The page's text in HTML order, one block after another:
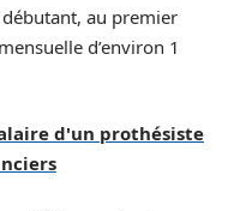
au premier
d’environ 1
d'un prothésiste